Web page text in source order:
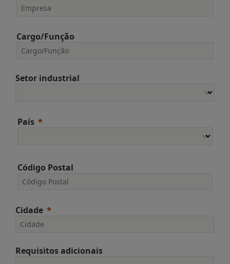
Cargo/Função
Setor industrial
País
Código Postal
Cidade
Requisitos adicionais